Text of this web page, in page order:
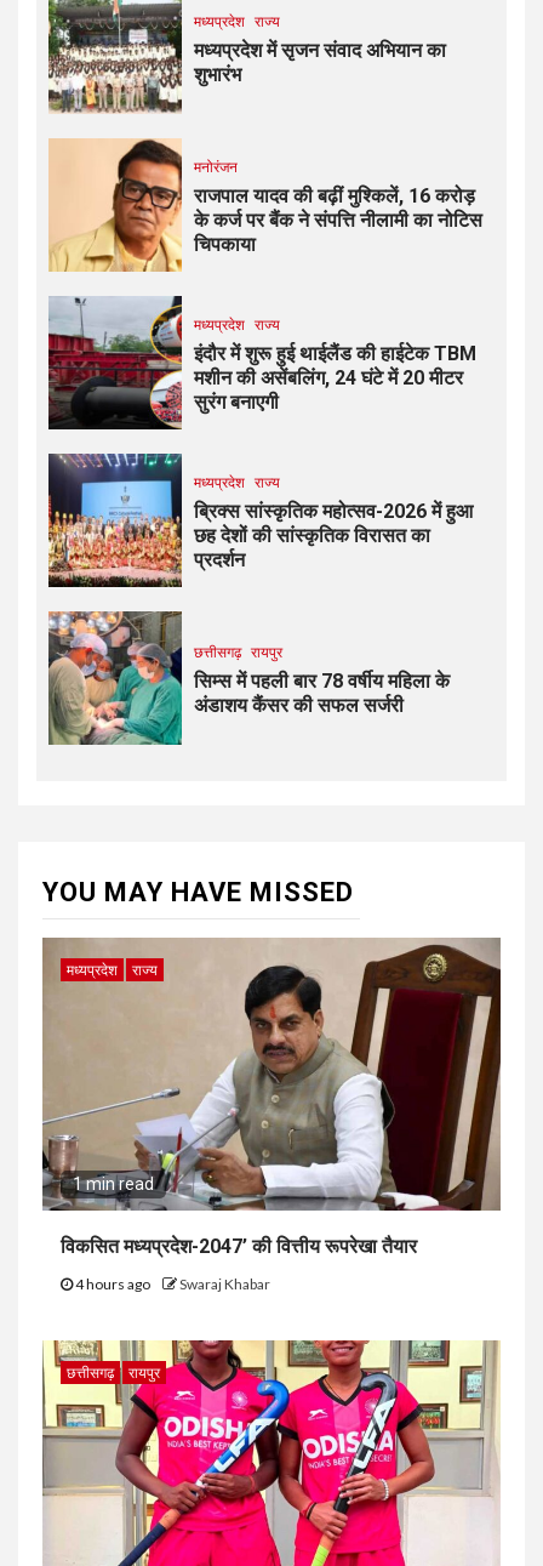
मध्यप्रदेश राज्य
मध्यप्रदेश में सृजन संवाद अभियान का
शुभारंभ
मनोरंजन
राजपाल यादव की बढ़ीं मुश्किलें, ₹16 करोड़
के कर्ज पर बैंक ने संपत्ति नीलामी का नोटिस
चिपकाया
मध्यप्रदेश राज्य
इंदौर में शुरू हुई थाईलैंड की हाईटेक TBM
मशीन की असेंबलिंग, 24 घंटे में 20 मीटर
सुरंग बनाएगी
मध्यप्रदेश राज्य
ब्रिक्स सांस्कृतिक महोत्सव-2026 में हुआ
छह देशों की सांस्कृतिक विरासत का
प्रदर्शन
छत्तीसगढ़ रायपुर
सिम्स में पहली बार 78 वर्षीय महिला के
अंडाशय कैंसर की सफल सर्जरी
YOU MAY HAVE MISSED
मध्यप्रदेश राज्य
1 min read
विकसित मध्यप्रदेश-2047’ की वित्तीय रूपरेखा तैयार
4 hours ago Swaraj Khabar
छत्तीसगढ़ रायपुर